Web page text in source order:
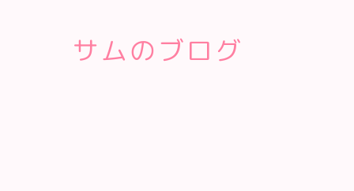
サムのブログ